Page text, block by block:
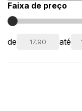
Faixa de preço
de até